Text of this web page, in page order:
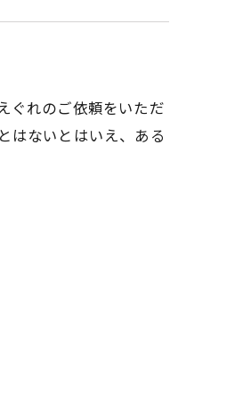
ぐれのご依頼をいただ
はないとはいえ、ある